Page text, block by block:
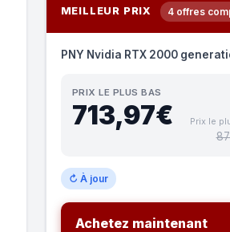
MEILLEUR PRIX 4 offres
PNY Nvidia RTX 2000
PRIX LE PLUS BAS
713,97€ Prix le
↻ À jour
Achetez maintenant